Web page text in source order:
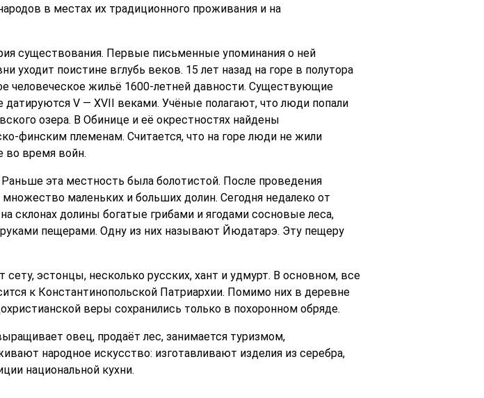
в местах их традиционного проживания и на
существования. Первые письменные упоминания о ней
уходит поистине вглубь веков. 15 лет назад на горе в полутора
человеческое жильё 1600-летней давности. Существующие
V — XVII веками. Учёные полагают, что люди попали
озера. В Обинице и её окрестностях найдены
финским племенам. Считается, что на горе люди не жили
во время войн.
эта местность была болотистой. После проведения
маленьких и больших долин. Сегодня недалеко от
склонах долины богатые грибами и ягодами сосновые леса,
пещерами. Одну из них называют Йюдатарэ. Эту пещеру
эстонцы, несколько русских, хант и удмурт. В основном, все
к Константинопольской Патриархии. Помимо них в деревне
веры сохранились только в похоронном обряде.
овец, продаёт лес, занимается туризмом,
народное искусство: изготавливают изделия из серебра,
национальной кухни.